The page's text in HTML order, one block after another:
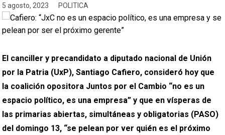
5 agosto, 2023 POLITICA
El canciller y precandidato a diputado nacional de Unión
por la Patria (UxP), Santiago Cafiero, consideró hoy que
la coalición opositora Juntos por el Cambio “no es un
espacio político, es una empresa” y que en vísperas de
las primarias abiertas, simultáneas y obligatorias (PASO)
del domingo 13, “se pelean por ver quién es el próximo